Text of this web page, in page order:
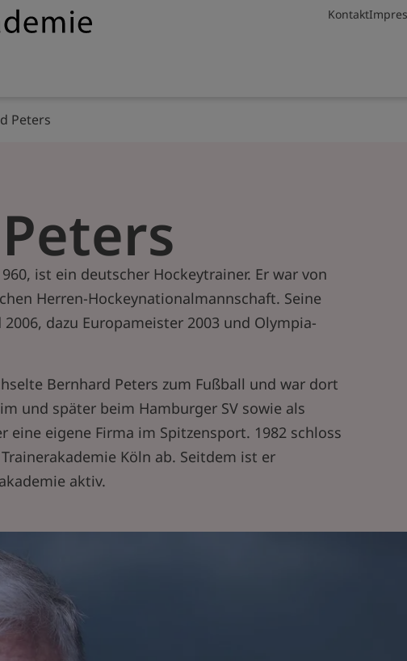
Kontakt
Peters
ist ein deutscher Hockeytrainer. Er war von
Herren-Hockeynationalmannschaft. Seine
dazu Europameister 2003 und Olympia-
Bernhard Peters zum Fußball und war dort
und später beim Hamburger SV sowie als
eine eigene Firma im Spitzensport. 1982 schloss
Köln ab. Seitdem ist er
aktiv.